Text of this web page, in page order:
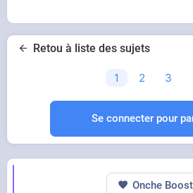
Retou à liste des sujets
1 2 3
Se connecter pour
Onche